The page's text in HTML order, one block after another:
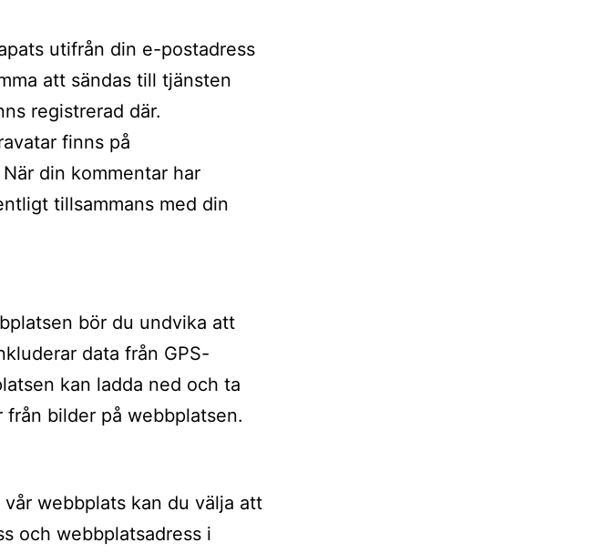
utifrån din e-postadress
att sändas till tjänsten
registrerad där.
finns på
din kommentar har
tillsammans med din
bör du undvika att
data från GPS-
kan ladda ned och ta
bilder på webbplatsen.
webbplats kan du välja att
och webbplatsadress i